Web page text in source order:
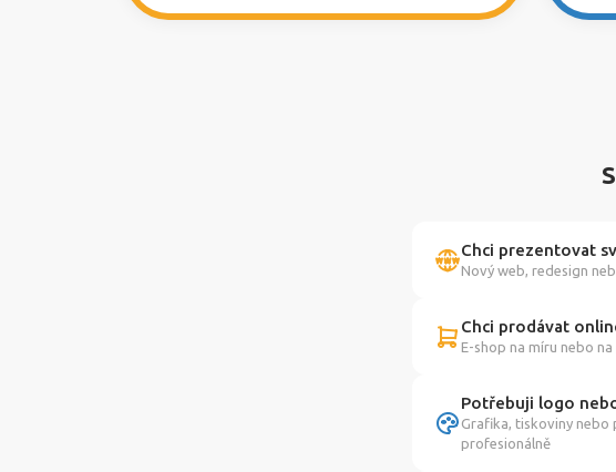
Chci prezentovat
Nový web, redesign
Chci prodávat
E-shop na míru nebo
Potřebuji logo
Grafika, tiskoviny nebo
profesionálně